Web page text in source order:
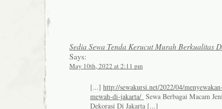
Sedia Sewa Tenda Kerucut Murah Berkualitas
Says:
May 10th, 2022 at 2:11 pm
[...] http://sewakursi.net/2022/04/
mewah-di-jakarta/ Sewa Berbagai Macam
Dekorasi Di Jakarta [...]